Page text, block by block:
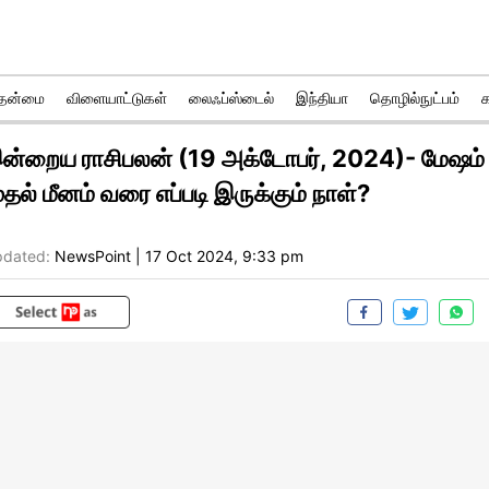
விளையாட்டுகள் லைஃப்ஸ்டைல் இந்தியா தொழில்நுட்பம்
ராசிபலன் (19 அக்டோபர், 2024)- மேஷம்
மீனம் வரை எப்படி இருக்கும் நாள்?
NewsPoint 17 Oct 2024, 9:33 pm